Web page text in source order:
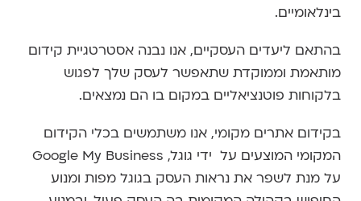
בינלאומיים.
בהתאם ליעדים העסקיים, אנו נבנה אסטרטגיית קידום
מותאמת וממוקדת שתאפשר לעסק שלך לפגוש
בלקוחות פוטנציאליים במקום בו הם נמצאים.
בקידום אתרים מקומי, אנו משתמשים בכלי הקידום
המקומי המוצעים על ידי גוגל, Google My Business
על מנת לשפר את נראות העסק בגוגל מפות ומנוע